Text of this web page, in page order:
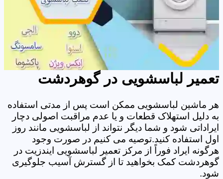
تعمیر لباسشویی در گوهردشت
هر ماشین لباسشویی ممکن است پس از مدتی استفاده
به دلیل استهلاک قطعات و یا عدم مراقبت اصولی دچار
ایراداتی شود و شما دیگر نتواند از لباسشویی مانند روز
اول استفاده کنید.توصیه می کنیم در صورت وجود
هرگونه ایراد فوراً از مرکز تعمیر لباسشویی ایندزیت در
گوهردشت کمک بخواهید تا از گسترش آسیب جلوگیری
شود.